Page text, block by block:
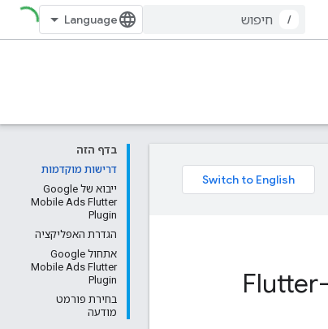
/
בדף הזה
דרישות מוקדמות
ייבוא של Google
Mobile Ads Flutter
Plugin
הגדרת האפליקציה
אתחול Google
Mobile Ads Flutter
Plugin
בחירת פורמט
מודעה